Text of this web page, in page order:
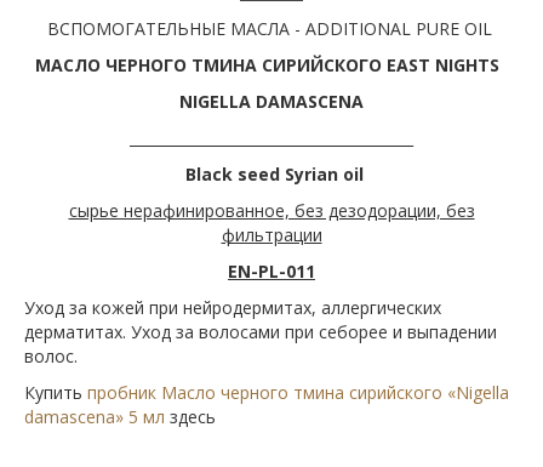
ВСПОМОГАТЕЛЬНЫЕ МАСЛА - ADDITIONAL PURE OIL
МАСЛО ЧЕРНОГО ТМИНА СИРИЙСКОГО EAST NIGHTS
NIGELLA DAMASCENA
Black seed Syrian oil
сырье нерафинированное, без дезодорации, без
фильтрации
EN-PL-011
Уход за кожей при нейродермитах, аллергических
дерматитах. Уход за волосами при себорее и выпадении
волос.
Купить пробник Масло черного тмина сирийского «Nigella
damascena» 5 мл здесь